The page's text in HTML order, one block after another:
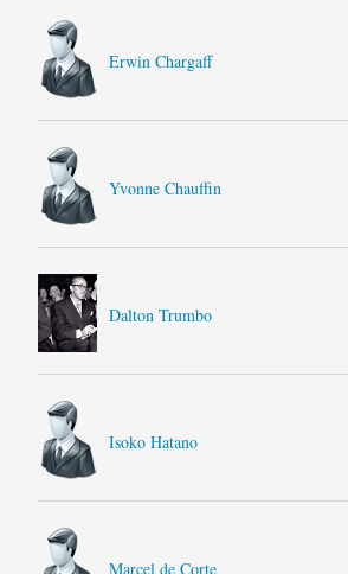
Erwin Chargaff
Yvonne Chauffin
Dalton Trumbo
Isoko Hatano
Marcel de Corte